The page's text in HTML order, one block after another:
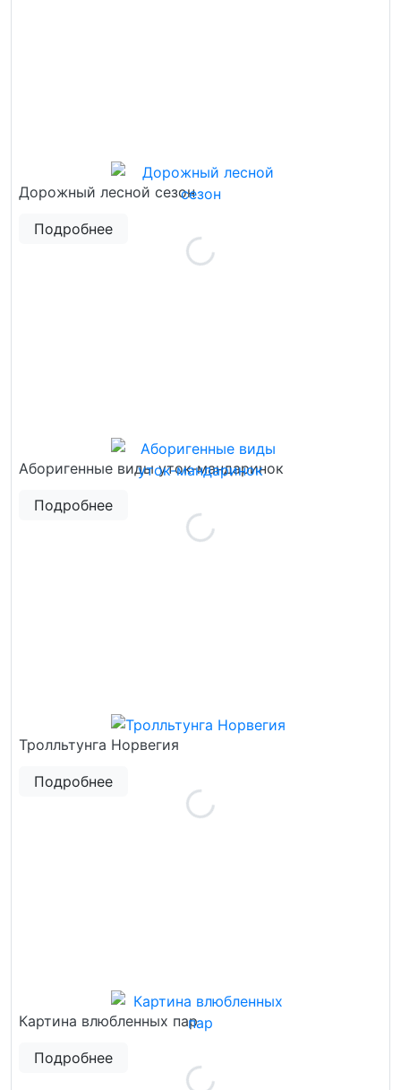
Дорожный лесной сезон
Подробнее
Аборигенные виды уток-мандаринок
Подробнее
Тролльтунга Норвегия
Подробнее
Картина влюбленных пар
Подробнее